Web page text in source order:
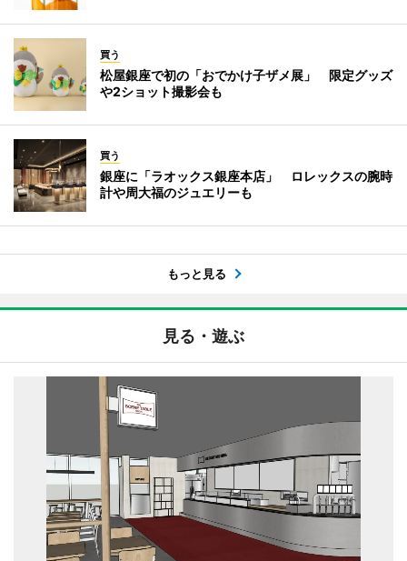
買う
松屋銀座で初の「おでかけ子ザメ展」 限定グッズ
や2ショット撮影会も
買う
銀座に「ラオックス銀座本店」 ロレックスの腕時
計や周大福のジュエリーも
もっと見る
見る・遊ぶ